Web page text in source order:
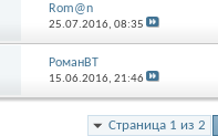
Rom@n
25.07.2016, 08:35
РоманВТ
15.06.2016, 21:46
Страница 1 из 2